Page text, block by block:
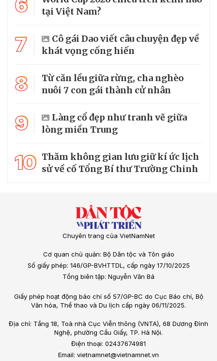
6
tại Việt Nam?
7
Cô gái Dao viết câu chuyện đẹp về
khát vọng cống hiến
8
Từ căn lều giữa rừng, cha nghèo
nuôi 7 con gái thành cử nhân
9
Làng cổ đẹp như tranh vẽ giữa
lòng miền Trung
10 Thăm không gian lưu giữ kí ức lịch
sử về cố Tổng Bí thư Trường Chinh
Chuyên trang của VietNamNet
Cơ quan chủ quản: Bộ Dân tộc và Tôn giáo
Số giấy phép: 146/GP-BVHTTDL, cấp ngày 17/10/2025
Tổng biên tập: Nguyễn Văn Bá
Giấy phép hoạt động báo chí số 57/GP-BC do Cục Báo chí, Bộ
Văn hóa, Thể thao và Du lịch cấp ngày 06/11/2025.
Địa chỉ: Tầng 18, Toà nhà Cục Viễn thông (VNTA), 68 Dương Đình
Nghệ, phường Cầu Giấy, TP. Hà Nội.
Điện thoại: 02437674981
Email: vietnamnet@vietnamnet.vn